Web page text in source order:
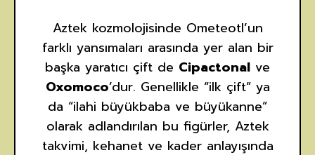
Aztek kozmolojisinde Ometeotl’un
farklı yansımaları arasında yer alan bir
başka yaratıcı çift de Cipactonal ve
Oxomoco’dur. Genellikle “ilk çift” ya
da “ilahi büyükbaba ve büyükanne”
olarak adlandırılan bu figürler, Aztek
takvimi, kehanet ve kader anlayışında